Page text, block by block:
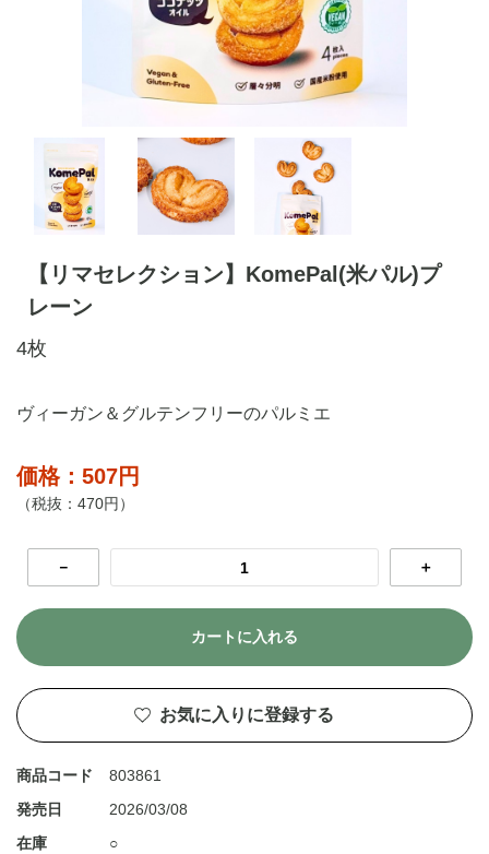
【リマセレクション】KomePal(米パル)プ
レーン
4枚
ヴィーガン＆グルテンフリーのパルミエ
価格：507円
（税抜：470円）
－ ＋
カートに入れる
お気に入りに登録する
商品コード
803861
発売日
2026/03/08
在庫
○